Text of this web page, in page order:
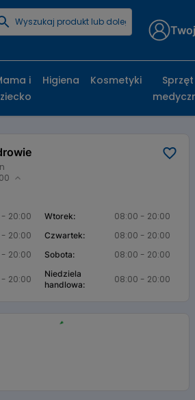
Bramowa 2/8,
20:00 Wtorek: 08:00 - 20:00
20:00 Czwartek: 08:00 - 20:00
20:00 Sobota: 08:00 - 20:00
20:00
Niedziela
handlowa:
08:00 - 20:00
i
Higiena Kosmetyki
Sprzęt